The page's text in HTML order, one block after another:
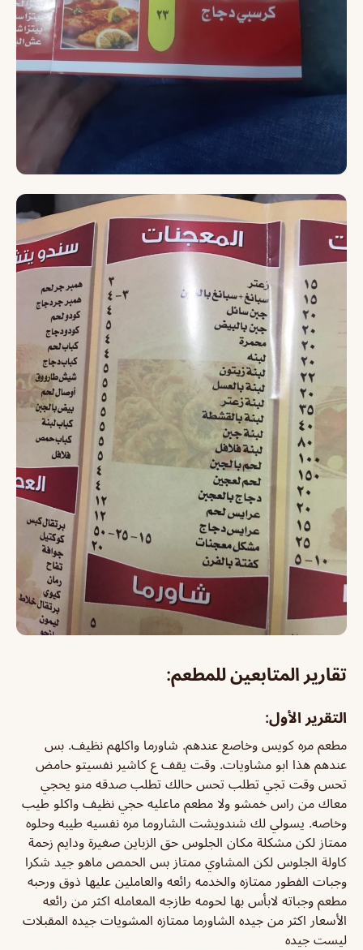
تقارير المتابعين للمطعم:
التقرير الأول:
مطعم مره كويس وخاصع عندهم. شاورما واكلهم نظيف. بس
عندهم هذا ابو مشاويات. وقت يقف ع كاشير نفسيتو حامض
تحس وقت تجي تطلب تحس حالك تطلب صدقه منو يحجي
معاك من راس خمشو ولا مطعم ماعليه حجي نظيف واكلو طيب
وخاصه. يسولي لك شندويشت الشاروما مره نفسيه طيبه وحلوه
ممتاز لكن مشكلة مكان الجلوس حق الزباين صغيرة ودايم زحمة
كاولة الجلوس لكن المشاوي ممتاز بس الحمص ماهو جيد شكرا
وجبات الفطور ممتازه والخدمه رائعه والعاملين عليها ذوق ورحبه
مطعم وجباته لابأس بها لحومه طازجه المعامله اكثر من رائعه
الأسعار اكثر من جيده الشاورما ممتازه المشويات جيده المقبلات
ليست جيده